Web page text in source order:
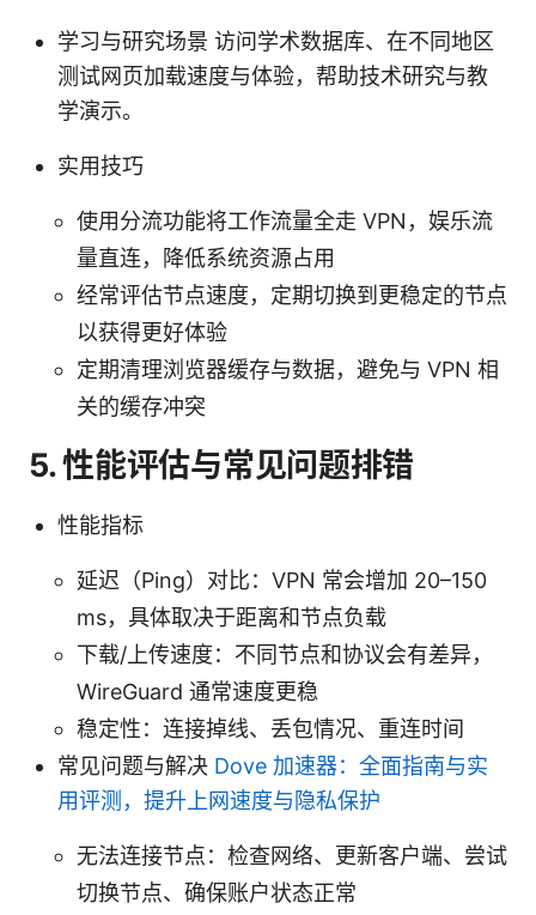
学习与研究场景 访问学术数据库、在不同地区
测试网页加载速度与体验，帮助技术研究与教
学演示。
实用技巧
使用分流功能将工作流量全走 VPN，娱乐流
量直连，降低系统资源占用
经常评估节点速度，定期切换到更稳定的节点
以获得更好体验
定期清理浏览器缓存与数据，避免与 VPN 相
关的缓存冲突
5. 性能评估与常见问题排错
性能指标
延迟（Ping）对比：VPN 常会增加 20–150
ms，具体取决于距离和节点负载
下载/上传速度：不同节点和协议会有差异，
WireGuard 通常速度更稳
稳定性：连接掉线、丢包情况、重连时间
常见问题与解决 Dove 加速器：全面指南与实
用评测，提升上网速度与隐私保护
无法连接节点：检查网络、更新客户端、尝试
切换节点、确保账户状态正常